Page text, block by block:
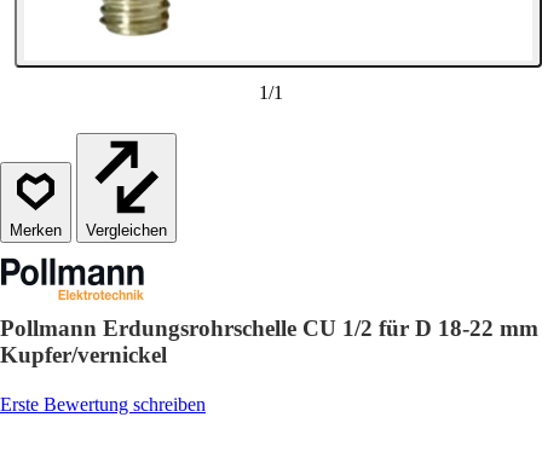
1/1
Vergleichen
Pollmann Erdungsrohrschelle CU 1/2 für D 18-22 mm
Kupfer/vernickel
Erste Bewertung schreiben